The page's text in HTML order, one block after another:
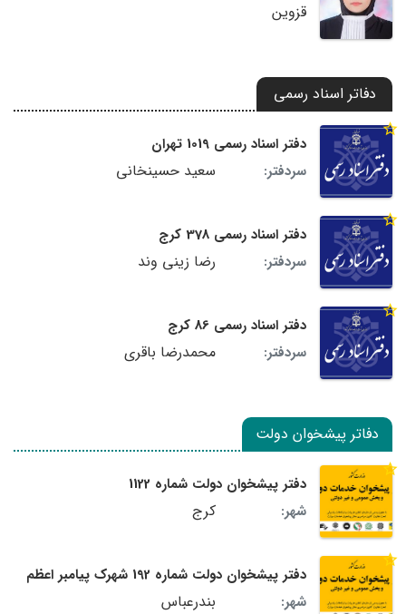
قزوین
دفاتر اسناد رسمی
دفتر اسناد رسمی 1019 تهران
سردفتر:
سعید حسینخانی
دفتر اسناد رسمی 378 کرج
سردفتر:
رضا زینی وند
دفتر اسناد رسمی 86 کرج
سردفتر:
محمدرضا باقری
دفاتر پیشخوان دولت
دفتر پیشخوان دولت شماره 1122
شهر:
کرج
دفتر پیشخوان دولت شماره 192 شهرک پیامبر اعظم
شهر:
بندرعباس